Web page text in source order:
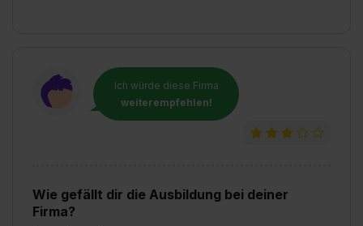
Ich würde diese Firma
weiterempfehlen!
Wie gefällt dir die Ausbildung bei deiner
Firma?